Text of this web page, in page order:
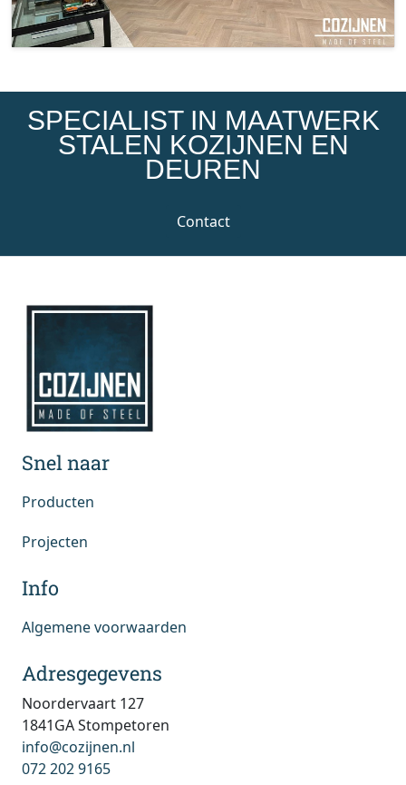
SPECIALIST IN MAATWERK
STALEN KOZIJNEN EN
DEUREN
Contact
Snel naar
Producten
Projecten
Info
Algemene voorwaarden
Adresgegevens
Noordervaart 127
1841GA Stompetoren
info@cozijnen.nl
072 202 9165